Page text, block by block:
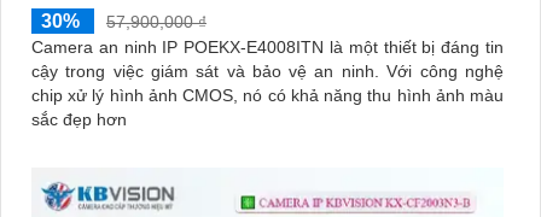
30%
57,900,000 ₫
Camera an ninh IP POEKX-E4008ITN là một thiết bị đáng tin
cậy trong việc giám sát và bảo vệ an ninh. Với công nghệ
chip xử lý hình ảnh CMOS, nó có khả năng thu hình ảnh màu
sắc đẹp hơn